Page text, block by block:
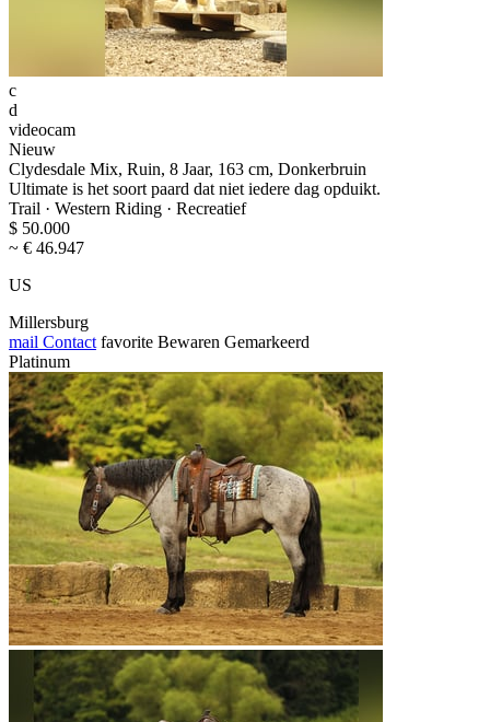
c
d
videocam
Nieuw
Clydesdale Mix, Ruin, 8 Jaar, 163 cm, Donkerbruin
Ultimate is het soort paard dat niet iedere dag opduikt.
Trail · Western Riding · Recreatief
$ 50.000
~ € 46.947
US
Millersburg
mail Contact favorite Bewaren Gemarkeerd
Platinum